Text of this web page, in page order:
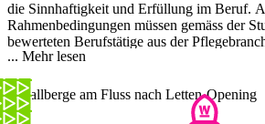
die Sinnhaftigkeit und Erfüllung im Beruf.
Rahmenbedingungen müssen gemäss der
bewerteten Berufstätige aus der
Insbesondere bei der Vereinbarkeit von
... Mehr lesen
Abfallberge am Fluss nach Letten-Opening